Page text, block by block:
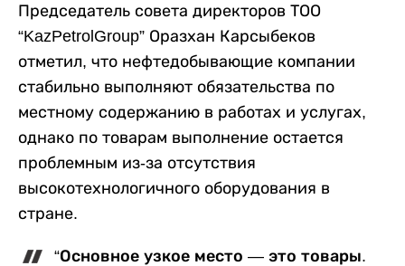
Председатель совета директоров ТОО
“KazPetrolGroup” Оразхан Карсыбеков
отметил, что нефтедобывающие компании
стабильно выполняют обязательства по
местному содержанию в работах и услугах,
однако по товарам выполнение остается
проблемным из-за отсутствия
высокотехнологичного оборудования в
стране.
“Основное узкое место — это товары.